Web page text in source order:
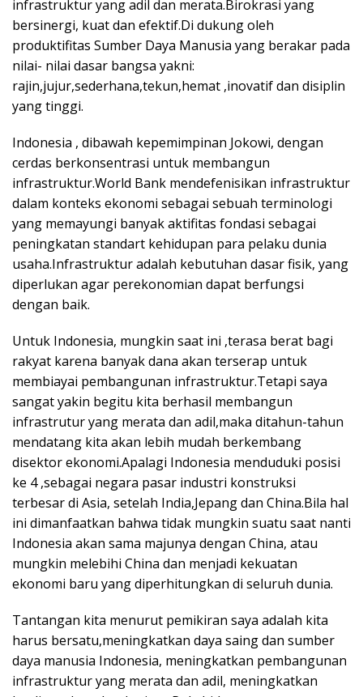
infrastruktur yang adil dan merata.Birokrasi yang
bersinergi, kuat dan efektif.Di dukung oleh
produktifitas Sumber Daya Manusia yang berakar pada
nilai- nilai dasar bangsa yakni:
rajin,jujur,sederhana,tekun,hemat ,inovatif dan disiplin
yang tinggi.
Indonesia , dibawah kepemimpinan Jokowi, dengan
cerdas berkonsentrasi untuk membangun
infrastruktur.World Bank mendefenisikan infrastruktur
dalam konteks ekonomi sebagai sebuah terminologi
yang memayungi banyak aktifitas fondasi sebagai
peningkatan standart kehidupan para pelaku dunia
usaha.Infrastruktur adalah kebutuhan dasar fisik, yang
diperlukan agar perekonomian dapat berfungsi
dengan baik.
Untuk Indonesia, mungkin saat ini ,terasa berat bagi
rakyat karena banyak dana akan terserap untuk
membiayai pembangunan infrastruktur.Tetapi saya
sangat yakin begitu kita berhasil membangun
infrastrutur yang merata dan adil,maka ditahun-tahun
mendatang kita akan lebih mudah berkembang
disektor ekonomi.Apalagi Indonesia menduduki posisi
ke 4 ,sebagai negara pasar industri konstruksi
terbesar di Asia, setelah India,Jepang dan China.Bila hal
ini dimanfaatkan bahwa tidak mungkin suatu saat nanti
Indonesia akan sama majunya dengan China, atau
mungkin melebihi China dan menjadi kekuatan
ekonomi baru yang diperhitungkan di seluruh dunia.
Tantangan kita menurut pemikiran saya adalah kita
harus bersatu,meningkatkan daya saing dan sumber
daya manusia Indonesia, meningkatkan pembangunan
infrastruktur yang merata dan adil, meningkatkan